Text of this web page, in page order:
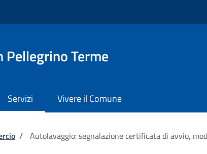
Pellegrino Terme
Servizi Vivere il Comune
/ Autolavaggio: segnalazione certificata di avvio,